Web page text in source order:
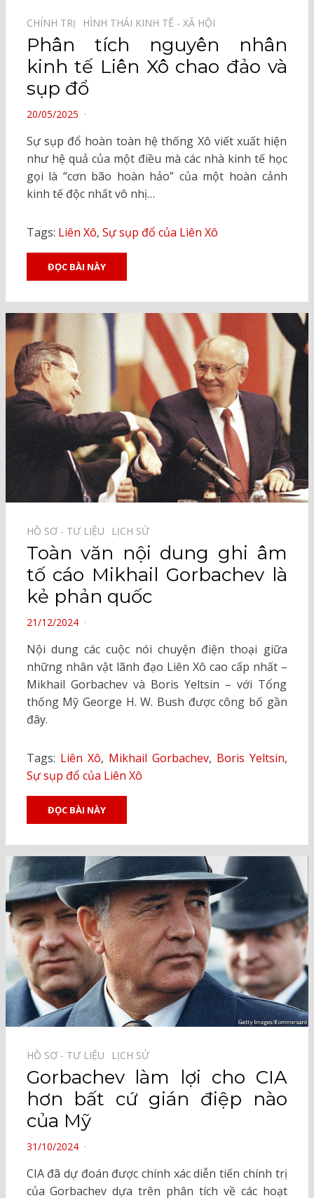
CHÍNH TRỊ⠀ HÌNH THÁI KINH TẾ - XÃ HỘI⠀
Phân tích nguyên nhân
kinh tế Liên Xô chao đảo và
sụp đổ
POSTED
20/05/2025
Sự sụp đổ hoàn toàn hệ thống Xô viết xuất hiện
như hệ quả của một điều mà các nhà kinh tế học
gọi là “cơn bão hoàn hảo” của một hoàn cảnh
kinh tế độc nhất vô nhị…
Tags: Liên Xô, Sự sụp đổ của Liên Xô
ĐỌC BÀI NÀY
HỒ SƠ - TƯ LIỆU⠀ LỊCH SỬ⠀
Toàn văn nội dung ghi âm
tố cáo Mikhail Gorbachev là
kẻ phản quốc
POSTED
21/12/2024
Nội dung các cuộc nói chuyện điện thoại giữa
những nhân vật lãnh đạo Liên Xô cao cấp nhất –
Mikhail Gorbachev và Boris Yeltsin – với Tổng
thống Mỹ George H. W. Bush được công bố gần
đây.
Tags: Liên Xô, Mikhail Gorbachev, Boris Yeltsin,
Sự sụp đổ của Liên Xô
ĐỌC BÀI NÀY
HỒ SƠ - TƯ LIỆU⠀ LỊCH SỬ⠀
Gorbachev làm lợi cho CIA
hơn bất cứ gián điệp nào
của Mỹ
POSTED
31/10/2024
CIA đã dự đoán được chính xác diễn tiến chính trị
của Gorbachev dựa trên phân tích về các hoạt